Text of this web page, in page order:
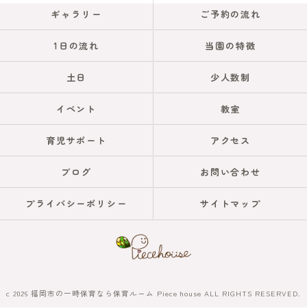
ギャラリー ご予約の流れ
1日の流れ 当園の特徴
土日 少人数制
イベント 教室
育児サポート アクセス
ブログ お問い合わせ
プライバシーポリシー サイトマップ
c 2026 福岡市の一時保育なら保育ルーム Piece house ALL RIGHTS RESERVED.